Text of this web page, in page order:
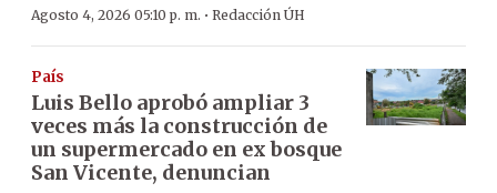
Agosto 4, 2026 05:10 p. m. · Redacción ÚH
País
Luis Bello aprobó ampliar 3
veces más la construcción de
un supermercado en ex bosque
San Vicente, denuncian